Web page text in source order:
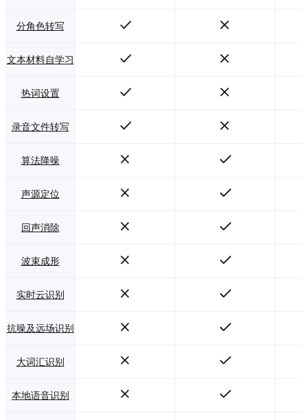
WPS研发前端应
用，不改变用户日
Word/WPS全部功
分角色转写
文本材料自学习
热词设置
录音文件转写
算法降噪
声源定位
回声消除
波束成形
实时云识别
抗噪及远场识别
大词汇识别
本地语音识别